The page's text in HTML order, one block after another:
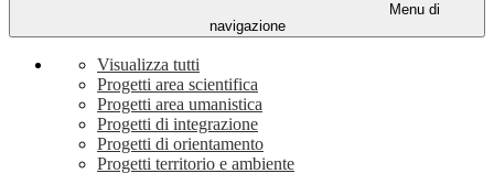
Menu di
navigazione
Visualizza tutti
Progetti area scientifica
Progetti area umanistica
Progetti di integrazione
Progetti di orientamento
Progetti territorio e ambiente